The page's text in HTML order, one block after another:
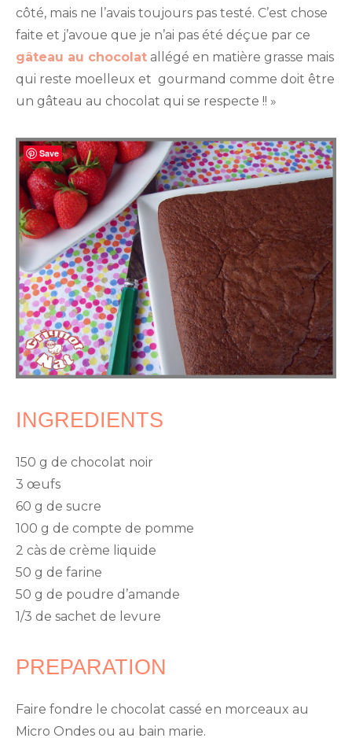
la
de
pomme
côté, mais ne l’avais toujours pas testé. C’est chose
faite et j’avoue que je n’ai pas été déçue par ce
gâteau au chocolat allégé en matière grasse mais
qui reste moelleux et gourmand comme doit être
un gâteau au chocolat qui se respecte !! »
INGREDIENTS
150 g de chocolat noir
3 œufs
60 g de sucre
100 g de compte de pomme
2 càs de crème liquide
50 g de farine
50 g de poudre d’amande
1/3 de sachet de levure
PREPARATION
Faire fondre le chocolat cassé en morceaux au
Micro Ondes ou au bain marie.
Save